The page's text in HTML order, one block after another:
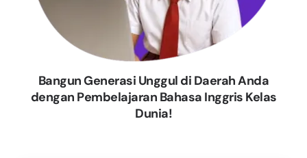
Bangun Generasi Unggul di Daerah Anda
dengan Pembelajaran Bahasa Inggris Kelas
Dunia!